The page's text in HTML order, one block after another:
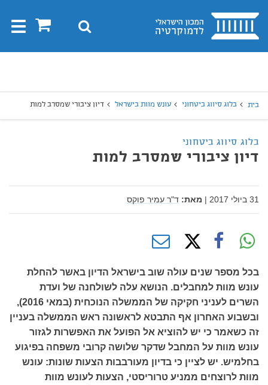
בית 0 חיפוש
בית בלוג סיווג ביטחוני עונש מוות בישראל דיון ציבורי שמסרב למות
בלוג סיווג ביטחוני
דיון ציבורי שמסרב למות
31 ביולי 2017 | מאת: ד"ר עמיר פוקס
בכל מספר שנים עולה שוב בישראל הדיון באשר להחלת
עונש מוות למחבלים. הנושא עלה לשולחנה של ועדת
השרים לעניני חקיקה של הממשלה הנוכחית (במאי 2016),
ובשבוע האחרון אף התבטא לראשונה ראש הממשלה בעניין
זה כשאמר כי יש להוציא אל הפועל את האפשרות לגזור
עונש מוות על המחבל שדקר שלושה קרובי משפחה בפיגוע
בחלמיש. יש לציין כי בדיון מעורבבות הצעות שונות: עונש
מוות לרוצחים ממניע טרוריסטי, הצעות לעונש מוות